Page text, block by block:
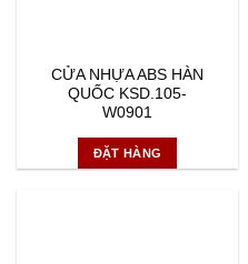
CỬA NHỰA ABS HÀN
QUỐC KSD.105-
W0901
ĐẶT HÀNG